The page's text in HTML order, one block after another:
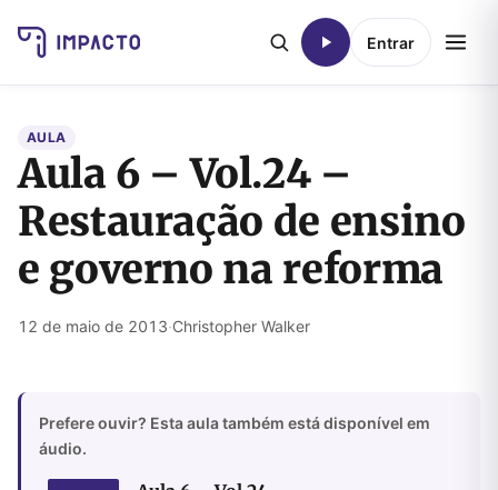
Entrar
AULA
Aula 6 – Vol.24 –
Restauração de ensino
e governo na reforma
12 de maio de 2013·Christopher Walker
Prefere ouvir? Esta aula também está disponível em
áudio.